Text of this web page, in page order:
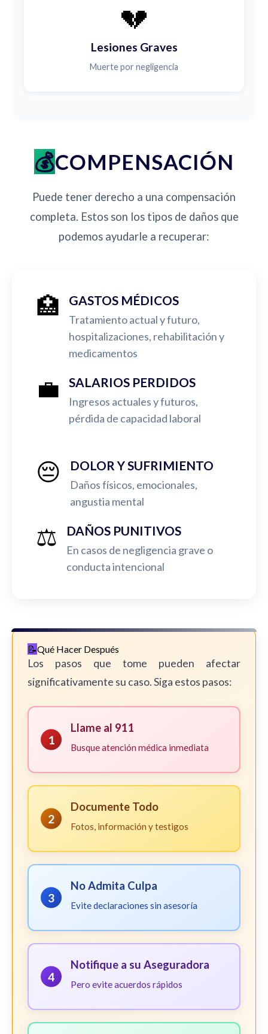
💔
Lesiones Graves
Muerte por negligencia
COMPENSACIÓN
Puede tener derecho a una compensación
completa. Estos son los tipos de daños que
podemos ayudarle a recuperar:
🏥 GASTOS MÉDICOS
Tratamiento actual y futuro,
hospitalizaciones, rehabilitación y
medicamentos
💼 SALARIOS PERDIDOS
Ingresos actuales y futuros,
pérdida de capacidad laboral
😔 DOLOR Y SUFRIMIENTO
Daños físicos, emocionales,
angustia mental
⚖️ DAÑOS PUNITIVOS
En casos de negligencia grave o
conducta intencional
Qué Hacer Después
Los pasos que tome pueden afectar
significativamente su caso. Siga estos pasos:
1
Llame al 911
Busque atención médica inmediata
2
Documente Todo
Fotos, información y testigos
3
No Admita Culpa
Evite declaraciones sin asesoría
4
Notifique a su Aseguradora
Pero evite acuerdos rápidos